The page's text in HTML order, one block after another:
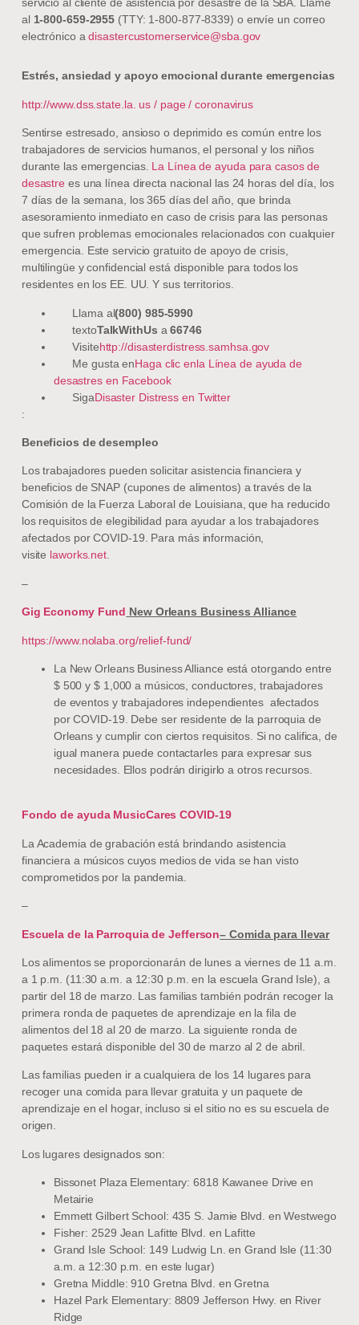
al 1-800-659-2955 (TTY: 1-800-877-8339) o envíe un correo
electrónico adisastercustomerservice@sba.gov
Estrés, ansiedad y apoyo emocional durante emergencias
http://www.dss.state.la. us / page / coronavirus
Sentirse estresado, ansioso o deprimido es común entre los
trabajadores de servicios humanos, el personal y los niños
durante las emergencias. La Línea de ayuda para casos de
desastre es una línea directa nacional las 24 horas del día, los
7 días de la semana, los 365 días del año, que brinda
asesoramiento inmediato en caso de crisis para las personas
que sufren problemas emocionales relacionados con cualquier
emergencia. Este servicio gratuito de apoyo de crisis,
multilingüe y confidencial está disponible para todos los
residentes en los EE. UU. Y sus territorios.
Llama al(800) 985-5990
textoTalkWithUs a66746
Visitehttp://disasterdistress.samhsa.gov
Me gusta enHaga clic enla Línea de ayuda de
desastres en Facebook
SigaDisaster Distress en Twitter
:
Beneficios de desempleo
Los trabajadores pueden solicitar asistencia financiera y
beneficios de SNAP (cupones de alimentos) a través de la
Comisión de la Fuerza Laboral de Louisiana, que ha reducido
los requisitos de elegibilidad para ayudar a los trabajadores
afectados por COVID-19. Para más información,
visite laworks.net.
–
Gig Economy Fund New Orleans Business Alliance
https://www.nolaba.org/relief-fund/
La New Orleans Business Alliance está otorgando entre
$ 500 y $ 1,000 a músicos, conductores, trabajadores
de eventos y trabajadores independientes afectados
por COVID-19. Debe ser residente de la parroquia de
Orleans y cumplir con ciertos requisitos. Si no califica, de
igual manera puede contactarles para expresar sus
necesidades. Ellos podrán dirigirlo a otros recursos.
Fondo de ayuda MusicCares COVID-19
La Academia de grabación está brindando asistencia
financiera a músicos cuyos medios de vida se han visto
comprometidos por la pandemia.
–
Escuela de la Parroquia de Jefferson– Comida para llevar
Los alimentos se proporcionarán de lunes a viernes de 11 a.m.
a 1 p.m. (11:30 a.m. a 12:30 p.m. en la escuela Grand Isle), a
partir del 18 de marzo. Las familias también podrán recoger la
primera ronda de paquetes de aprendizaje en la fila de
alimentos del 18 al 20 de marzo. La siguiente ronda de
paquetes estará disponible del 30 de marzo al 2 de abril.
Las familias pueden ir a cualquiera de los 14 lugares para
recoger una comida para llevar gratuita y un paquete de
aprendizaje en el hogar, incluso si el sitio no es su escuela de
origen.
Los lugares designados son:
Bissonet Plaza Elementary: 6818 Kawanee Drive en
Metairie
Emmett Gilbert School: 435 S. Jamie Blvd. en Westwego
Fisher: 2529 Jean Lafitte Blvd. en Lafitte
Grand Isle School: 149 Ludwig Ln. en Grand Isle (11:30
a.m. a 12:30 p.m. en este lugar)
Gretna Middle: 910 Gretna Blvd. en Gretna
Hazel Park Elementary: 8809 Jefferson Hwy. en River
Ridge